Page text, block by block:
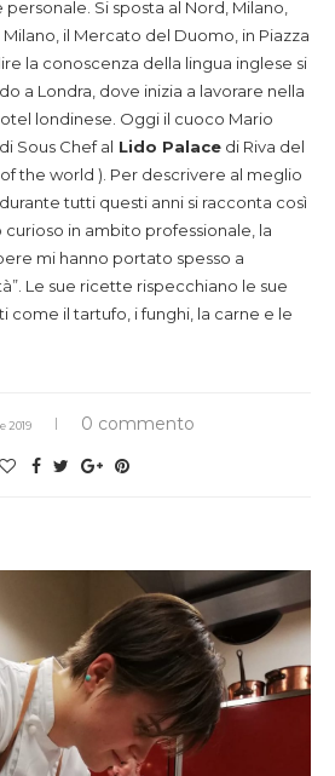
Si sposta al Nord, Milano,
il Mercato del Duomo, in Piazza
la conoscenza della lingua inglese si
a Londra, dove inizia a lavorare nella
londinese. Oggi il cuoco Mario
Sous Chef al Lido Palace di Riva del
the world ). Per descrivere al meglio
tutti questi anni si racconta così
curioso in ambito professionale, la
mi hanno portato spesso a
Le sue ricette rispecchiano le sue
come il tartufo, i funghi, la carne e le
2019 0 commento